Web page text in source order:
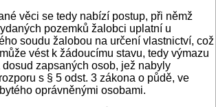
věci se tedy nabízí postup, při němž
pozemků žalobci uplatní u
soudu žalobou na určení vlastnictví, což
vést k žádoucímu stavu, tedy výmazu
zapsaných osob, jež nabyly
s § 5 odst. 3 zákona o půdě, ve
oprávněnými osobami.